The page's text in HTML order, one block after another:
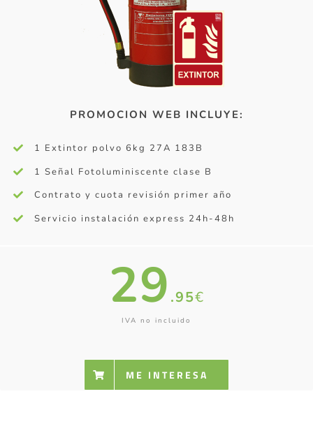
PROMOCION WEB INCLUYE:
1 Extintor polvo 6kg 27A 183B
1 Señal Fotoluminiscente clase B
Contrato y cuota revisión primer año
Servicio instalación express 24h-48h
29 .95€
IVA no incluido
ME INTERESA